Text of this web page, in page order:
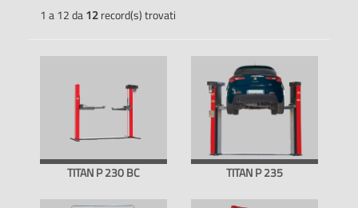
1 a 12 da12record(s) trovati
TITAN P 230 BC TITAN P 235